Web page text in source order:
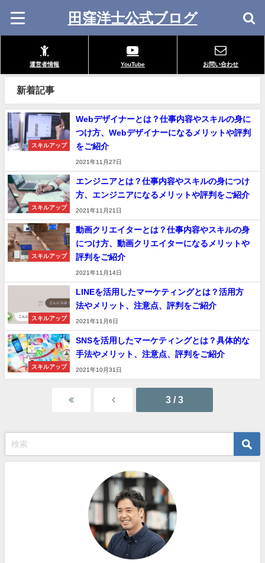
田窪洋士公式ブログ
運営者情報 YouTube お問い合わせ
新着記事
スキルアップ
Webデザイナーとは？仕事内容やスキルの身に
つけ方、Webデザイナーになるメリットや評判
をご紹介
2021年11月27日
スキルアップ
エンジニアとは？仕事内容やスキルの身につけ
方、エンジニアになるメリットや評判をご紹介
2021年11月21日
スキルアップ
動画クリエイターとは？仕事内容やスキルの身
につけ方、動画クリエイターになるメリットや
評判をご紹介
2021年11月14日
スキルアップ
LINEを活用したマーケティングとは？活用方
法やメリット、注意点、評判をご紹介
2021年11月6日
スキルアップ
SNSを活用したマーケティングとは？具体的な
手法やメリット、注意点、評判をご紹介
2021年10月31日
3 / 3